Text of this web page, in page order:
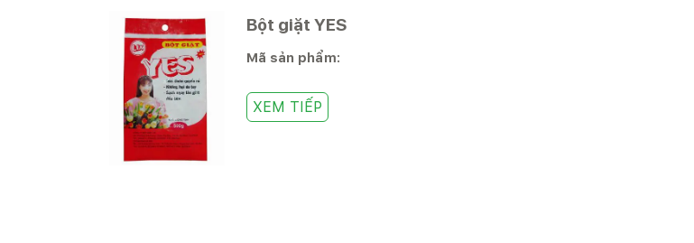
Bột giặt YES
Mã sản phẩm:
XEM TIẾP